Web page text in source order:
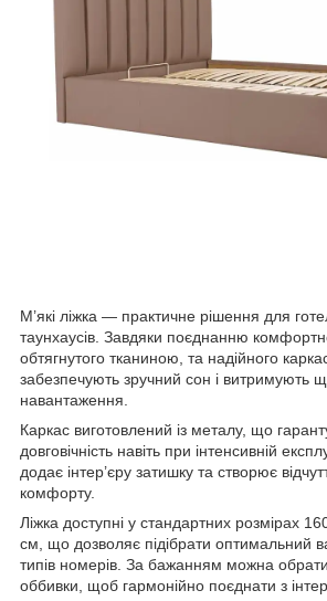
М’які ліжка — практичне рішення для
таунхаусів. Завдяки поєднанню
обтягнутого тканиною, та надійного
забезпечують зручний сон і витримують
навантаження.
Каркас виготовлений із металу, що
довговічність навіть при інтенсивній
додає інтер’єру затишку та створює
комфорту.
Ліжка доступні у стандартних розмірах
см, що дозволяє підібрати оптимальний
типів номерів. За бажанням можна обрати
оббивки, щоб гармонійно поєднати з